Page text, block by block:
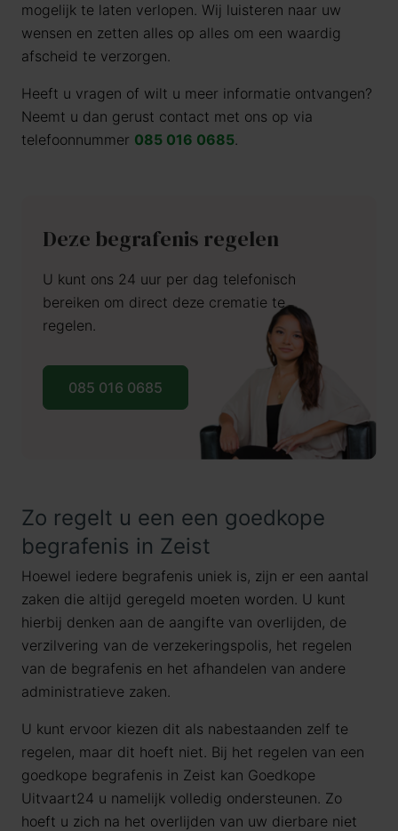
mogelijk te laten verlopen. Wij luisteren naar uw
wensen en zetten alles op alles om een waardig
afscheid te verzorgen.
Heeft u vragen of wilt u meer informatie ontvangen?
Neemt u dan gerust contact met ons op via
telefoonnummer 085 016 0685.
Deze begrafenis regelen
U kunt ons 24 uur per dag telefonisch
bereiken om direct deze crematie te
regelen.
085 016 0685
Zo regelt u een een goedkope
begrafenis in Zeist
Hoewel iedere begrafenis uniek is, zijn er een aantal
zaken die altijd geregeld moeten worden. U kunt
hierbij denken aan de aangifte van overlijden, de
verzilvering van de verzekeringspolis, het regelen
van de begrafenis en het afhandelen van andere
administratieve zaken.
U kunt ervoor kiezen dit als nabestaanden zelf te
regelen, maar dit hoeft niet. Bij het regelen van een
goedkope begrafenis in Zeist kan Goedkope
Uitvaart24 u namelijk volledig ondersteunen. Zo
hoeft u zich na het overlijden van uw dierbare niet